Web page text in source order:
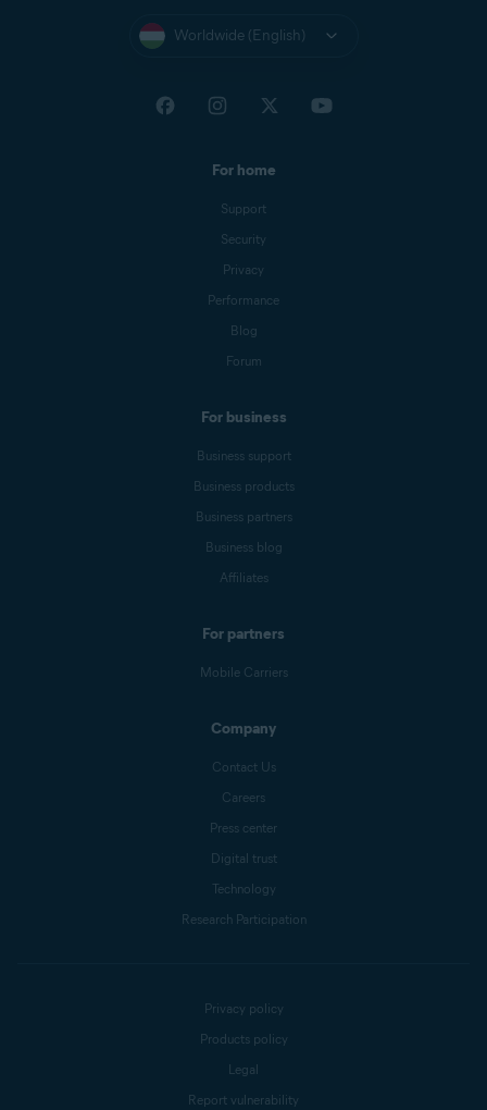
Worldwide (English)
For home
Support
Security
Privacy
Performance
Blog
Forum
For business
Business support
Business products
Business partners
Business blog
Affiliates
For partners
Mobile Carriers
Company
Contact Us
Careers
Press center
Digital trust
Technology
Research Participation
Privacy policy
Products policy
Legal
Report vulnerability